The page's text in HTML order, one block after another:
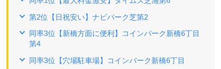
第2位【日祝安い】ナビパーク芝第2
同率3位【新橋方面に便利】コインパーク新橋6丁目
第4
同率3位【穴場駐車場】コインパーク新橋6丁目